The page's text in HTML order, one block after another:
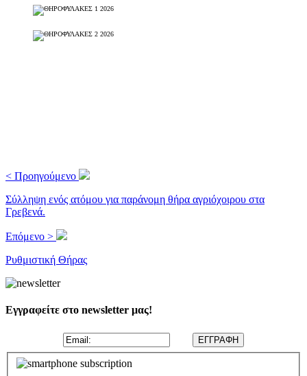
< Προηγούμενο
Σύλληψη ενός ατόμου για παράνομη θήρα αγριόχοιρου στα
Γρεβενά.
Επόμενο >
Ρυθμιστική Θήρας
Εγγραφείτε στο newsletter μας!